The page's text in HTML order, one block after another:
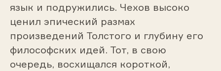
язык и подружились. Чехов высоко
ценил эпический размах
произведений Толстого и глубину его
философских идей. Тот, в свою
очередь, восхищался короткой,